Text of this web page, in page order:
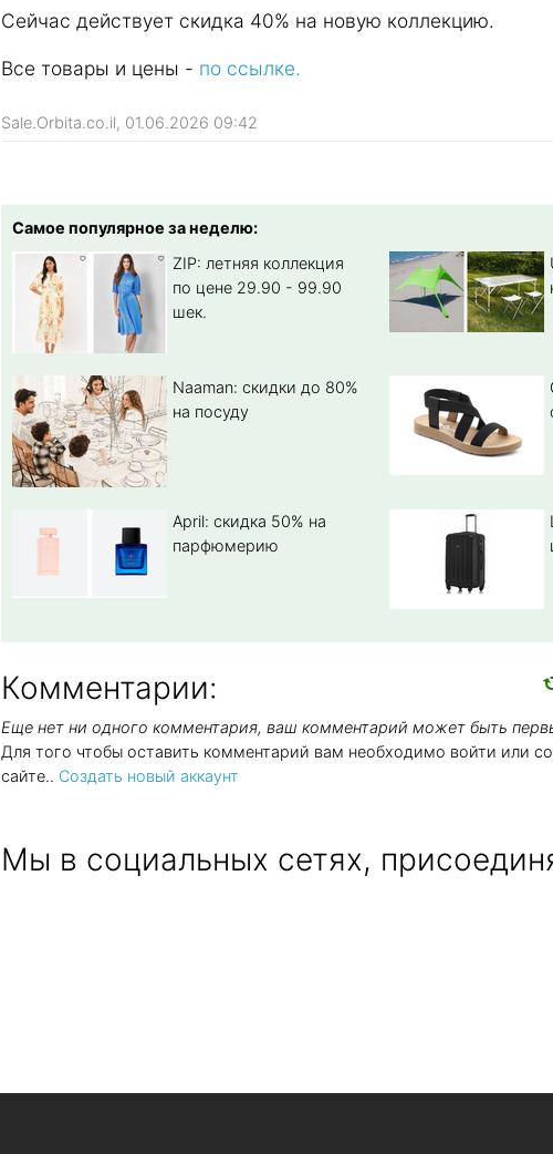
Сейчас действует скидка 40% на новую коллекцию.
Все товары и цены - по ссылке.
Sale.Orbita.co.il, 01.06.2026 09:42
Самое популярное за неделю:
ZIP: летняя коллекция
по цене 29.90 - 99.90
шек.
Naaman: скидки до 80%
на посуду
April: скидка 50% на
парфюмерию
Комментарии:
Еще нет ни одного комментария, ваш комментарий может быть
Для того чтобы оставить комментарий вам необходимо войти или
сайте.. Создать новый аккаунт
Мы в социальных сетях,